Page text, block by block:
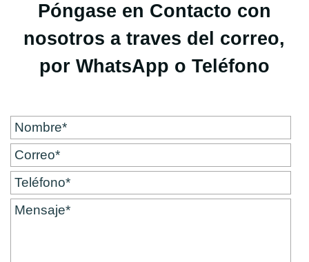
Póngase en Contacto con
nosotros a traves del correo,
por WhatsApp o Teléfono